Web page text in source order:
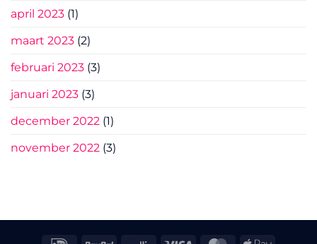
april 2023 (1)
maart 2023 (2)
februari 2023 (3)
januari 2023 (3)
december 2022 (1)
november 2022 (3)